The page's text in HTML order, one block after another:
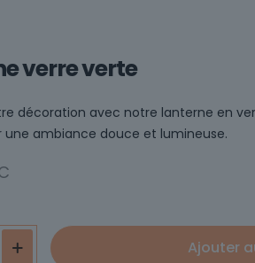
verre verte
décoration avec notre lanterne en
une ambiance douce et lumineuse.
Ajouter